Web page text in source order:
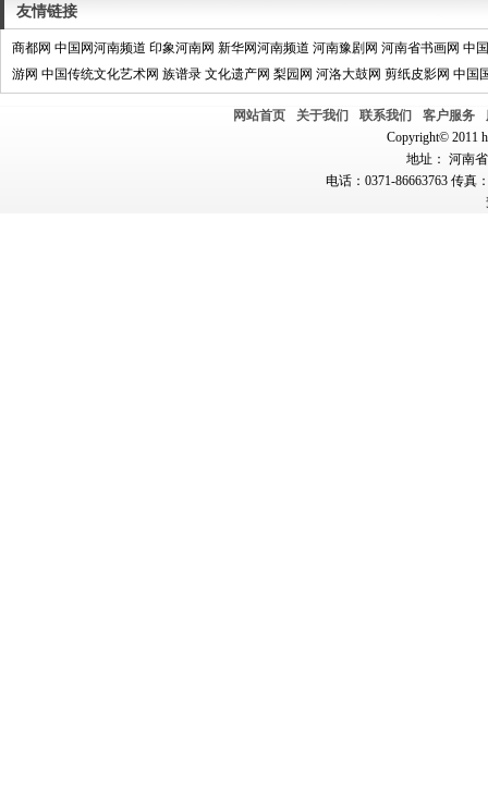
友情链接
商都网 中国网河南频道 印象河南网 新华网河南频道 河南豫剧网 河南省书画网 中
游网 中国传统文化艺术网 族谱录 文化遗产网 梨园网 河洛大鼓网 剪纸皮影网 中国
网站首页 关于我们 联系我们 客户服务
Copyright© 2011
地址： 河南
电话：0371-86663763 传真